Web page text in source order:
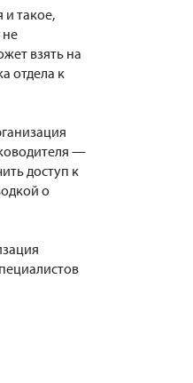
и такое,
не
взять на
отдела к
—
доступ к
о